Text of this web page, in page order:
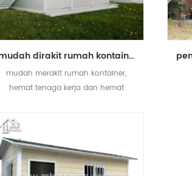
mudah dirakit rumah kontainer prefab dilepas untuk asrama pekerja kamp kerja paksa
mudah merakit rumah kontainer,
hemat tenaga kerja dan hemat